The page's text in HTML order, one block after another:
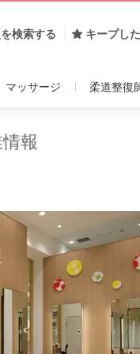
検索する キープし
マッサージ 柔道整復
報